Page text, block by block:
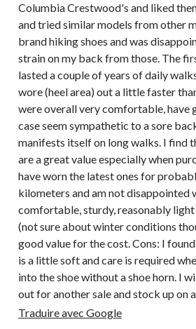
Columbia Crestwood's and liked
and tried similar models from other
brand hiking shoes and was
strain on my back from those. The
lasted a couple of years of daily
wore (heel area) out a little faster
were overall very comfortable, have
case seem sympathetic to a sore
manifests itself on long walks. I find
are a great value especially when
have worn the latest ones for
kilometers and am not disappointed
comfortable, sturdy, reasonably
(not sure about winter conditions
good value for the cost. Cons: I
is a little soft and care is required
into the shoe without a shoe horn. I
out for another sale and stock up on
Traduire avec Google